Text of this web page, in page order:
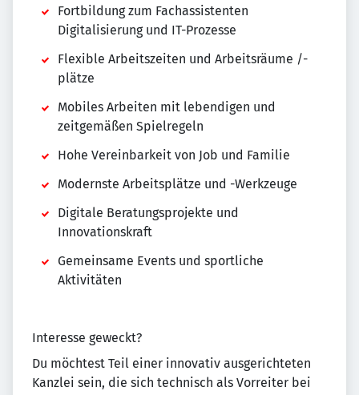
Fortbildung zum Fachassistenten
Digitalisierung und IT-Prozesse
Flexible Arbeitszeiten und Arbeitsräume /-
plätze
Mobiles Arbeiten mit lebendigen und
zeitgemäßen Spielregeln
Hohe Vereinbarkeit von Job und Familie
Modernste Arbeitsplätze und -Werkzeuge
Digitale Beratungsprojekte und
Innovationskraft
Gemeinsame Events und sportliche
Aktivitäten
Interesse geweckt?
Du möchtest Teil einer innovativ ausgerichteten
Kanzlei sein, die sich technisch als Vorreiter bei